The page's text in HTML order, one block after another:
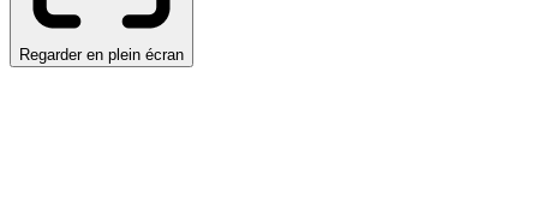
Regarder en plein écran